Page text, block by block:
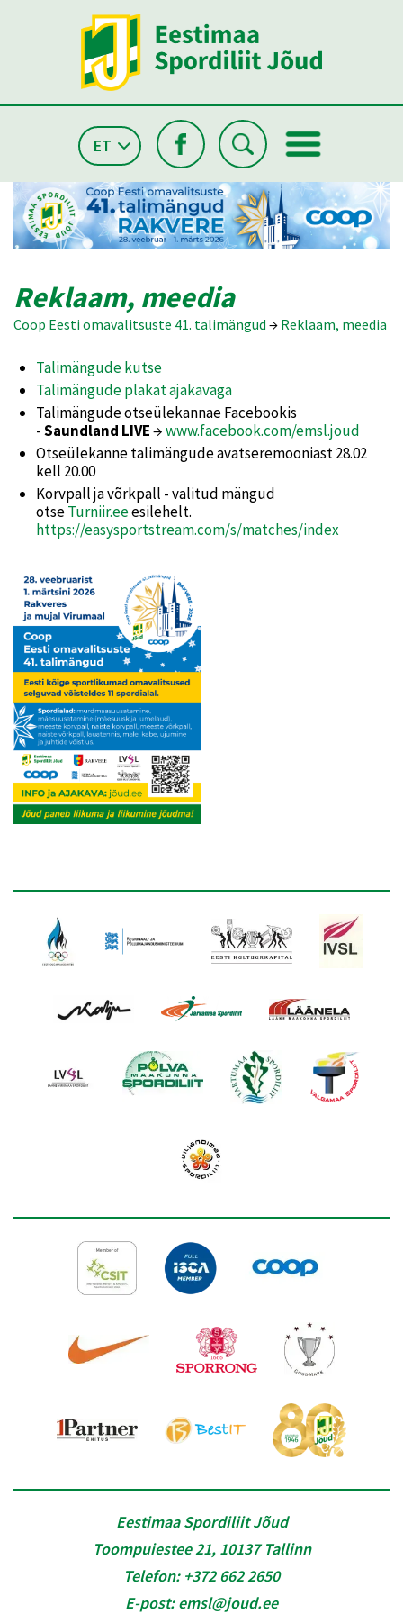
ET
Reklaam, meedia
Coop Eesti omavalitsuste 41. talimängud → Reklaam, meedia
Talimängude kutse
Talimängude plakat ajakavaga
Talimängude otseülekannae Facebookis
-Saundland LIVE→www.facebook.com/emsl.joud
Otseülekanne talimängude avatseremooniast 28.02
kell 20.00
Korvpall ja võrkpall - valitud mängud
otseTurniir.eeesilehelt.
https://easysportstream.com/s/matches/index
Eestimaa Spordiliit Jõud
Toompuiestee 21, 10137 Tallinn
Telefon: +372 662 2650
E-post:emsl@joud.ee